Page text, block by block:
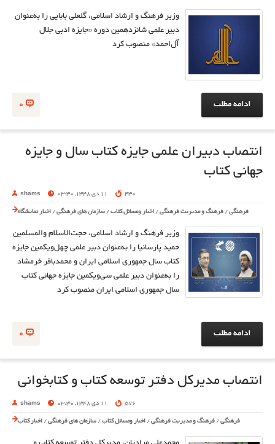
وزیر فرهنگ و ارشاد اسلامی، گلعلی بابایی را به‌عنوان
دبیر علمی شانزدهمین دوره «جایزه ادبی جلال
آل‌احمد» منصوب کرد
0 ادامه مطلب
انتصاب دبیران علمی جایزه کتاب سال و جایزه
جهانی کتاب
shams 11 دی 1348, 03:30 430
فرهنگی / فرهنگ و مدیریت فرهنگی / اخبار ومسائل کتاب / سازمان های فرهنگی / اخبار نمایشگاه
وزیر فرهنگ و ارشاد اسلامی، حجت‌الاسلام والمسلمین
حمید پارسانیا را به‌عنوان دبیر علمی چهل‌ویکمین جایزه
کتاب سال جمهوری اسلامی ایران و محمدباقر خرمشاد
را به‌عنوان دبیر علمی سی‌ویکمین جایزه جهانی کتاب
سال جمهوری اسلامی ایران منصوب کرد
0 ادامه مطلب
انتصاب مدیرکل دفتر توسعه کتاب و کتابخوانی
shams 11 دی 1348, 03:30 576
فرهنگی / فرهنگ و مدیریت فرهنگی / اخبار ومسائل کتاب / سازمان های فرهنگی / اخبار کتاب